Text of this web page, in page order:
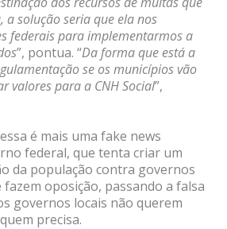
a solução seria que ela nos
federais para implementarmos a
”, pontua. “Da forma que está a
se os municípios vão
valores para a CNH Social”,
é mais uma fake news
federal, que tenta criar um
da população contra governos
oposição, passando a falsa
governos locais não querem
precisa.